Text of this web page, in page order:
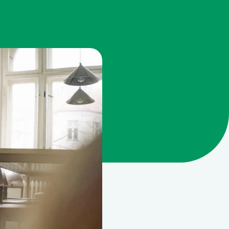
2026
Vonovia unterstützt Else-